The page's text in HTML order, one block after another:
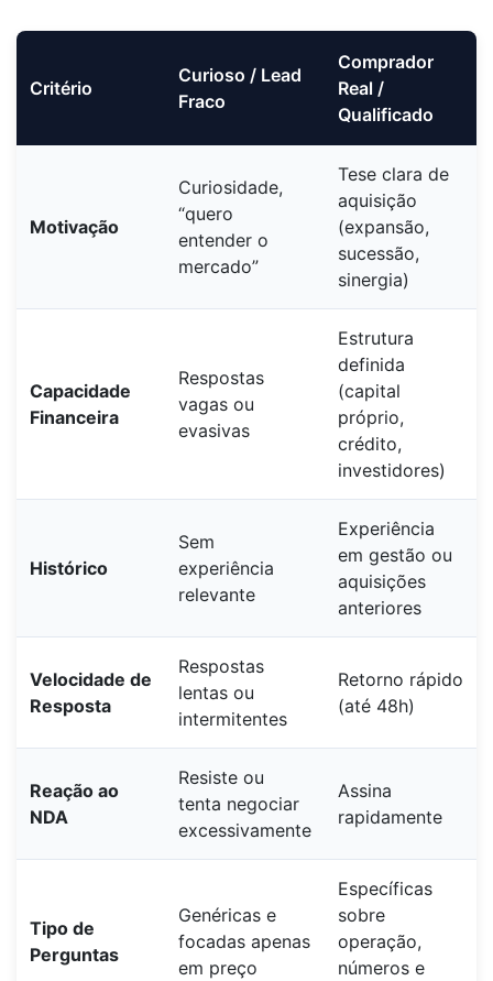
Critério
Curioso / Lead
Fraco
Comprador
Real /
Qualificado
Motivação
Curiosidade,
“quero
entender o
mercado”
Tese clara de
aquisição
(expansão,
sucessão,
sinergia)
Capacidade
Financeira
Respostas
vagas ou
evasivas
Estrutura
definida
(capital
próprio,
crédito,
investidores)
Histórico
Sem
experiência
relevante
Experiência
em gestão ou
aquisições
anteriores
Velocidade de
Resposta
Respostas
lentas ou
intermitentes
Retorno rápido
(até 48h)
Reação ao
NDA
Resiste ou
tenta negociar
excessivamente
Assina
rapidamente
Tipo de
Perguntas
Genéricas e
focadas apenas
em preço
Específicas
sobre
operação,
números e